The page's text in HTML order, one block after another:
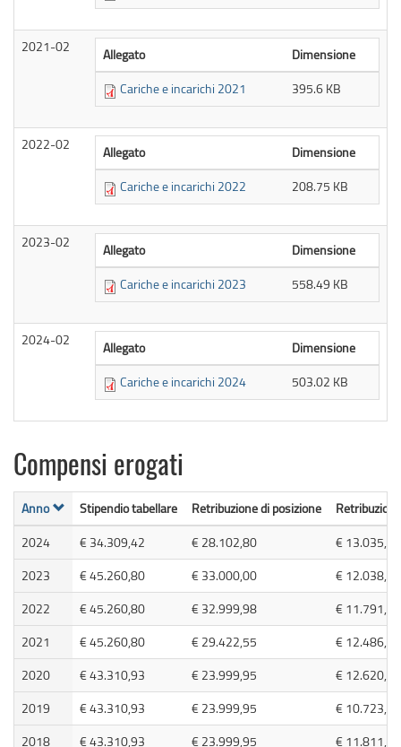
2021-02 Allegato
Dimensione
Cariche e incarichi 2021
395.6 KB
2022-02 Allegato
Dimensione
Cariche e incarichi 2022
208.75 KB
2023-02 Allegato
Dimensione
Cariche e incarichi 2023
558.49 KB
2024-02 Allegato
Dimensione
Cariche e incarichi 2024
503.02 KB
Compensi erogati
Anno Stipendio tabellare Retribuzione di posizione
2024
€ 34.309,42 € 28.102,80
€ 13.035,32
2023
€ 45.260,80 € 33.000,00
€ 12.038,87
2022
€ 45.260,80 € 32.999,98
€ 11.791,36
2021
€ 45.260,80 € 29.422,55
€ 12.486,69
2020
€ 43.310,93 € 23.999,95
€ 12.620,16
2019
€ 43.310,93 € 23.999,95
€ 10.723,13
2018
€ 43.310,93 € 23.999,95
€ 11.811,65